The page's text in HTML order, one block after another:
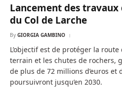
Lancement des
du Col de Larche
By GIORGIA GAMBINO
L’objectif est de protéger la
terrain et les chutes de rochers,
de plus de 72 millions d’euros et
poursuivront jusqu’en 2030.